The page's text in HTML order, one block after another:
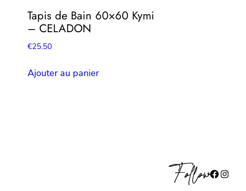
Tapis de Bain 60×60 Kymi
– CELADON
€25.50
Ajouter au panier
FollowFacebook Instagram